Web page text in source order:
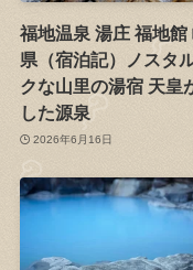
福地温泉 湯庄 福地館
県（宿泊記）ノスタ
クな山里の湯宿 天皇
した源泉
2026年6月16日